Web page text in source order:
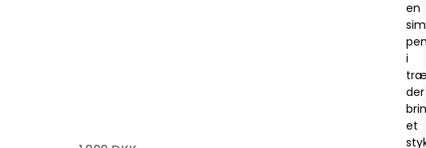
en
i
der
et